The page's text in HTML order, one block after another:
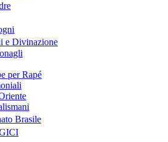
e Divinazione
per Rapé
Brasile